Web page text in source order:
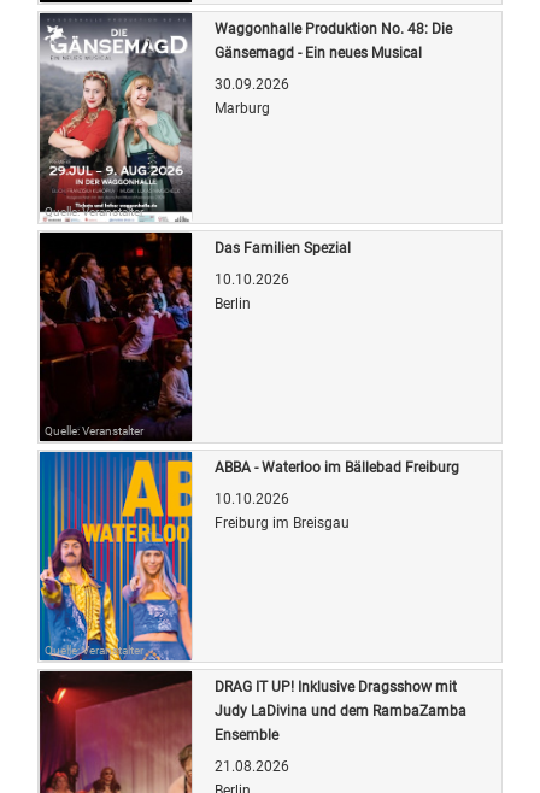
Quelle: Veranstalter
Waggonhalle Produktion No. 48: Die
Gänsemagd - Ein neues Musical
30.09.2026
Marburg
Quelle: Veranstalter
Das Familien Spezial
10.10.2026
Berlin
Quelle: Veranstalter
ABBA - Waterloo im Bällebad Freiburg
10.10.2026
Freiburg im Breisgau
DRAG IT UP! Inklusive Dragsshow mit
Judy LaDivina und dem RambaZamba
Ensemble
21.08.2026